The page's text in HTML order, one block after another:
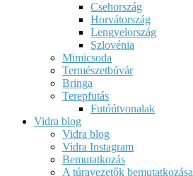
Csehország
Horvátország
Lengyelország
Szlovénia
Mimicsoda
Természetbúvár
Bringa
Terepfutás
Futóútvonalak
Vidra blog
Vidra blog
Vidra Instagram
Bemutatkozás
A túravezetők bemutatkozása